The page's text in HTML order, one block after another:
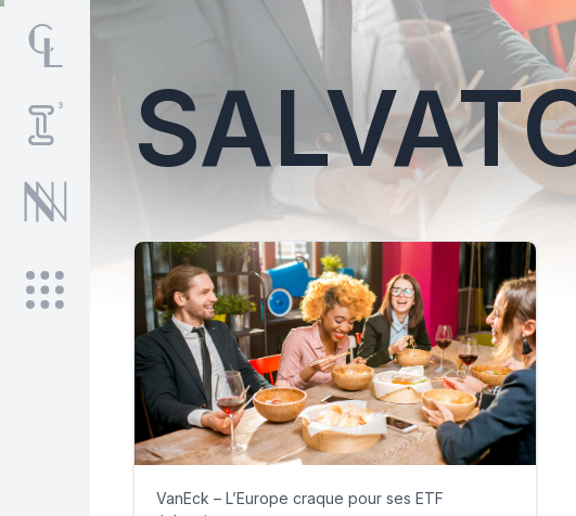
VanEck – L’Europe craque pour ses ETF